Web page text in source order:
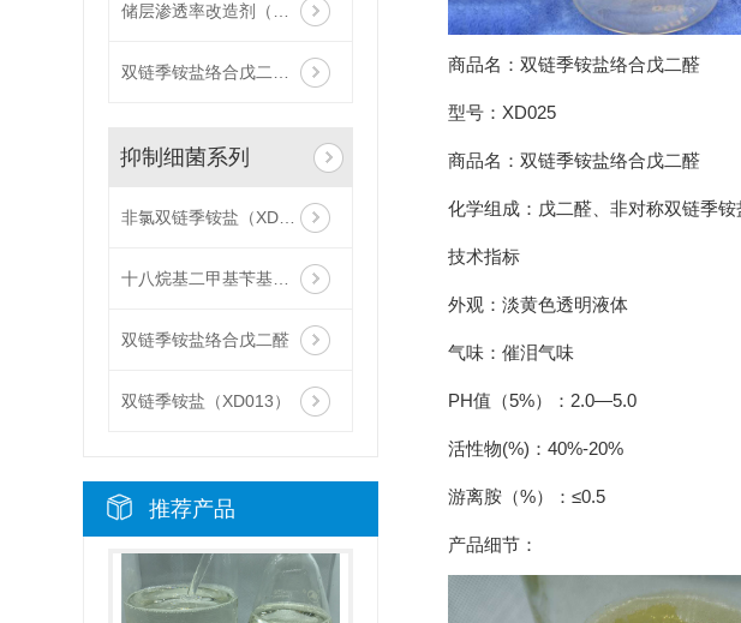
储层渗透率改造剂（WZJ016）
双链季铵盐络合戊二醛（XD025）
抑制细菌系列
非氯双链季铵盐（XD013-L）
十八烷基二甲基苄基氯化铵（1827）ZJ012
双链季铵盐络合戊二醛
双链季铵盐（XD013）
推荐产品
商品名：双链季铵盐络合戊二醛
型号：XD025
商品名：双链季铵盐络合戊二醛
化学组成：戊二醛、非对称双链季铵
技术指标
外观：淡黄色透明液体
气味：催泪气味
PH值（5%）：2.0—5.0
活性物(%)：40%-20%
游离胺（%）：≤0.5
产品细节：